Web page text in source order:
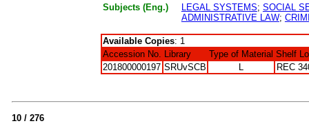
Subjects (Eng.)
LEGAL SYSTEMS; SOCIAL
ADMINISTRATIVE LAW;
Available Copies: 1
Accession No.
Library Type of Material Shelf
201800000197 SRUvSCB REC
10 / 276